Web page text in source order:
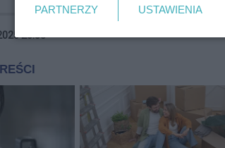
20:53
PARTNERZY USTAWIENIA